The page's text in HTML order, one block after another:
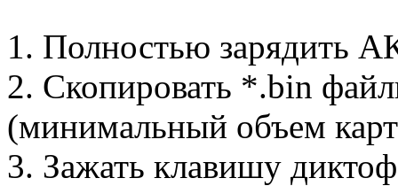
1. Полностью зарядить
2. Скопировать *.bin
(минимальный объем
3. Зажать клавишу